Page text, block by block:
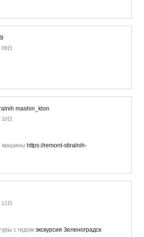
日
mashin_klon
日
машины https://remont-stiralnih-
日
с гидом экскурсия Зеленоградск